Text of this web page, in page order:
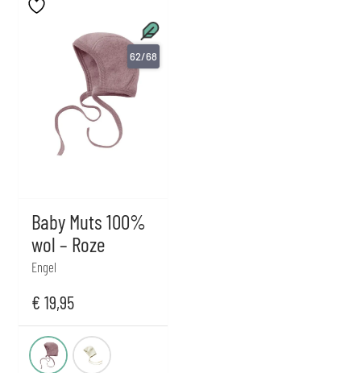
Baby Muts 100%
wol – Roze
Engel
€ 19,95
62/68